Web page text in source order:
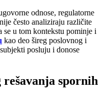
odnose, regulatorne
često analiziraju različite
u tom kontekstu pominje i
kao deo šireg poslovnog i
posluju i donose
spornih